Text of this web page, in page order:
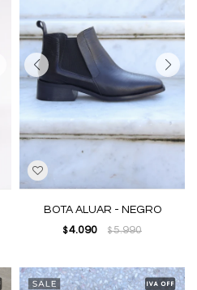
BOTA ALUAR - NEGRO
$ 4.090 $5.990